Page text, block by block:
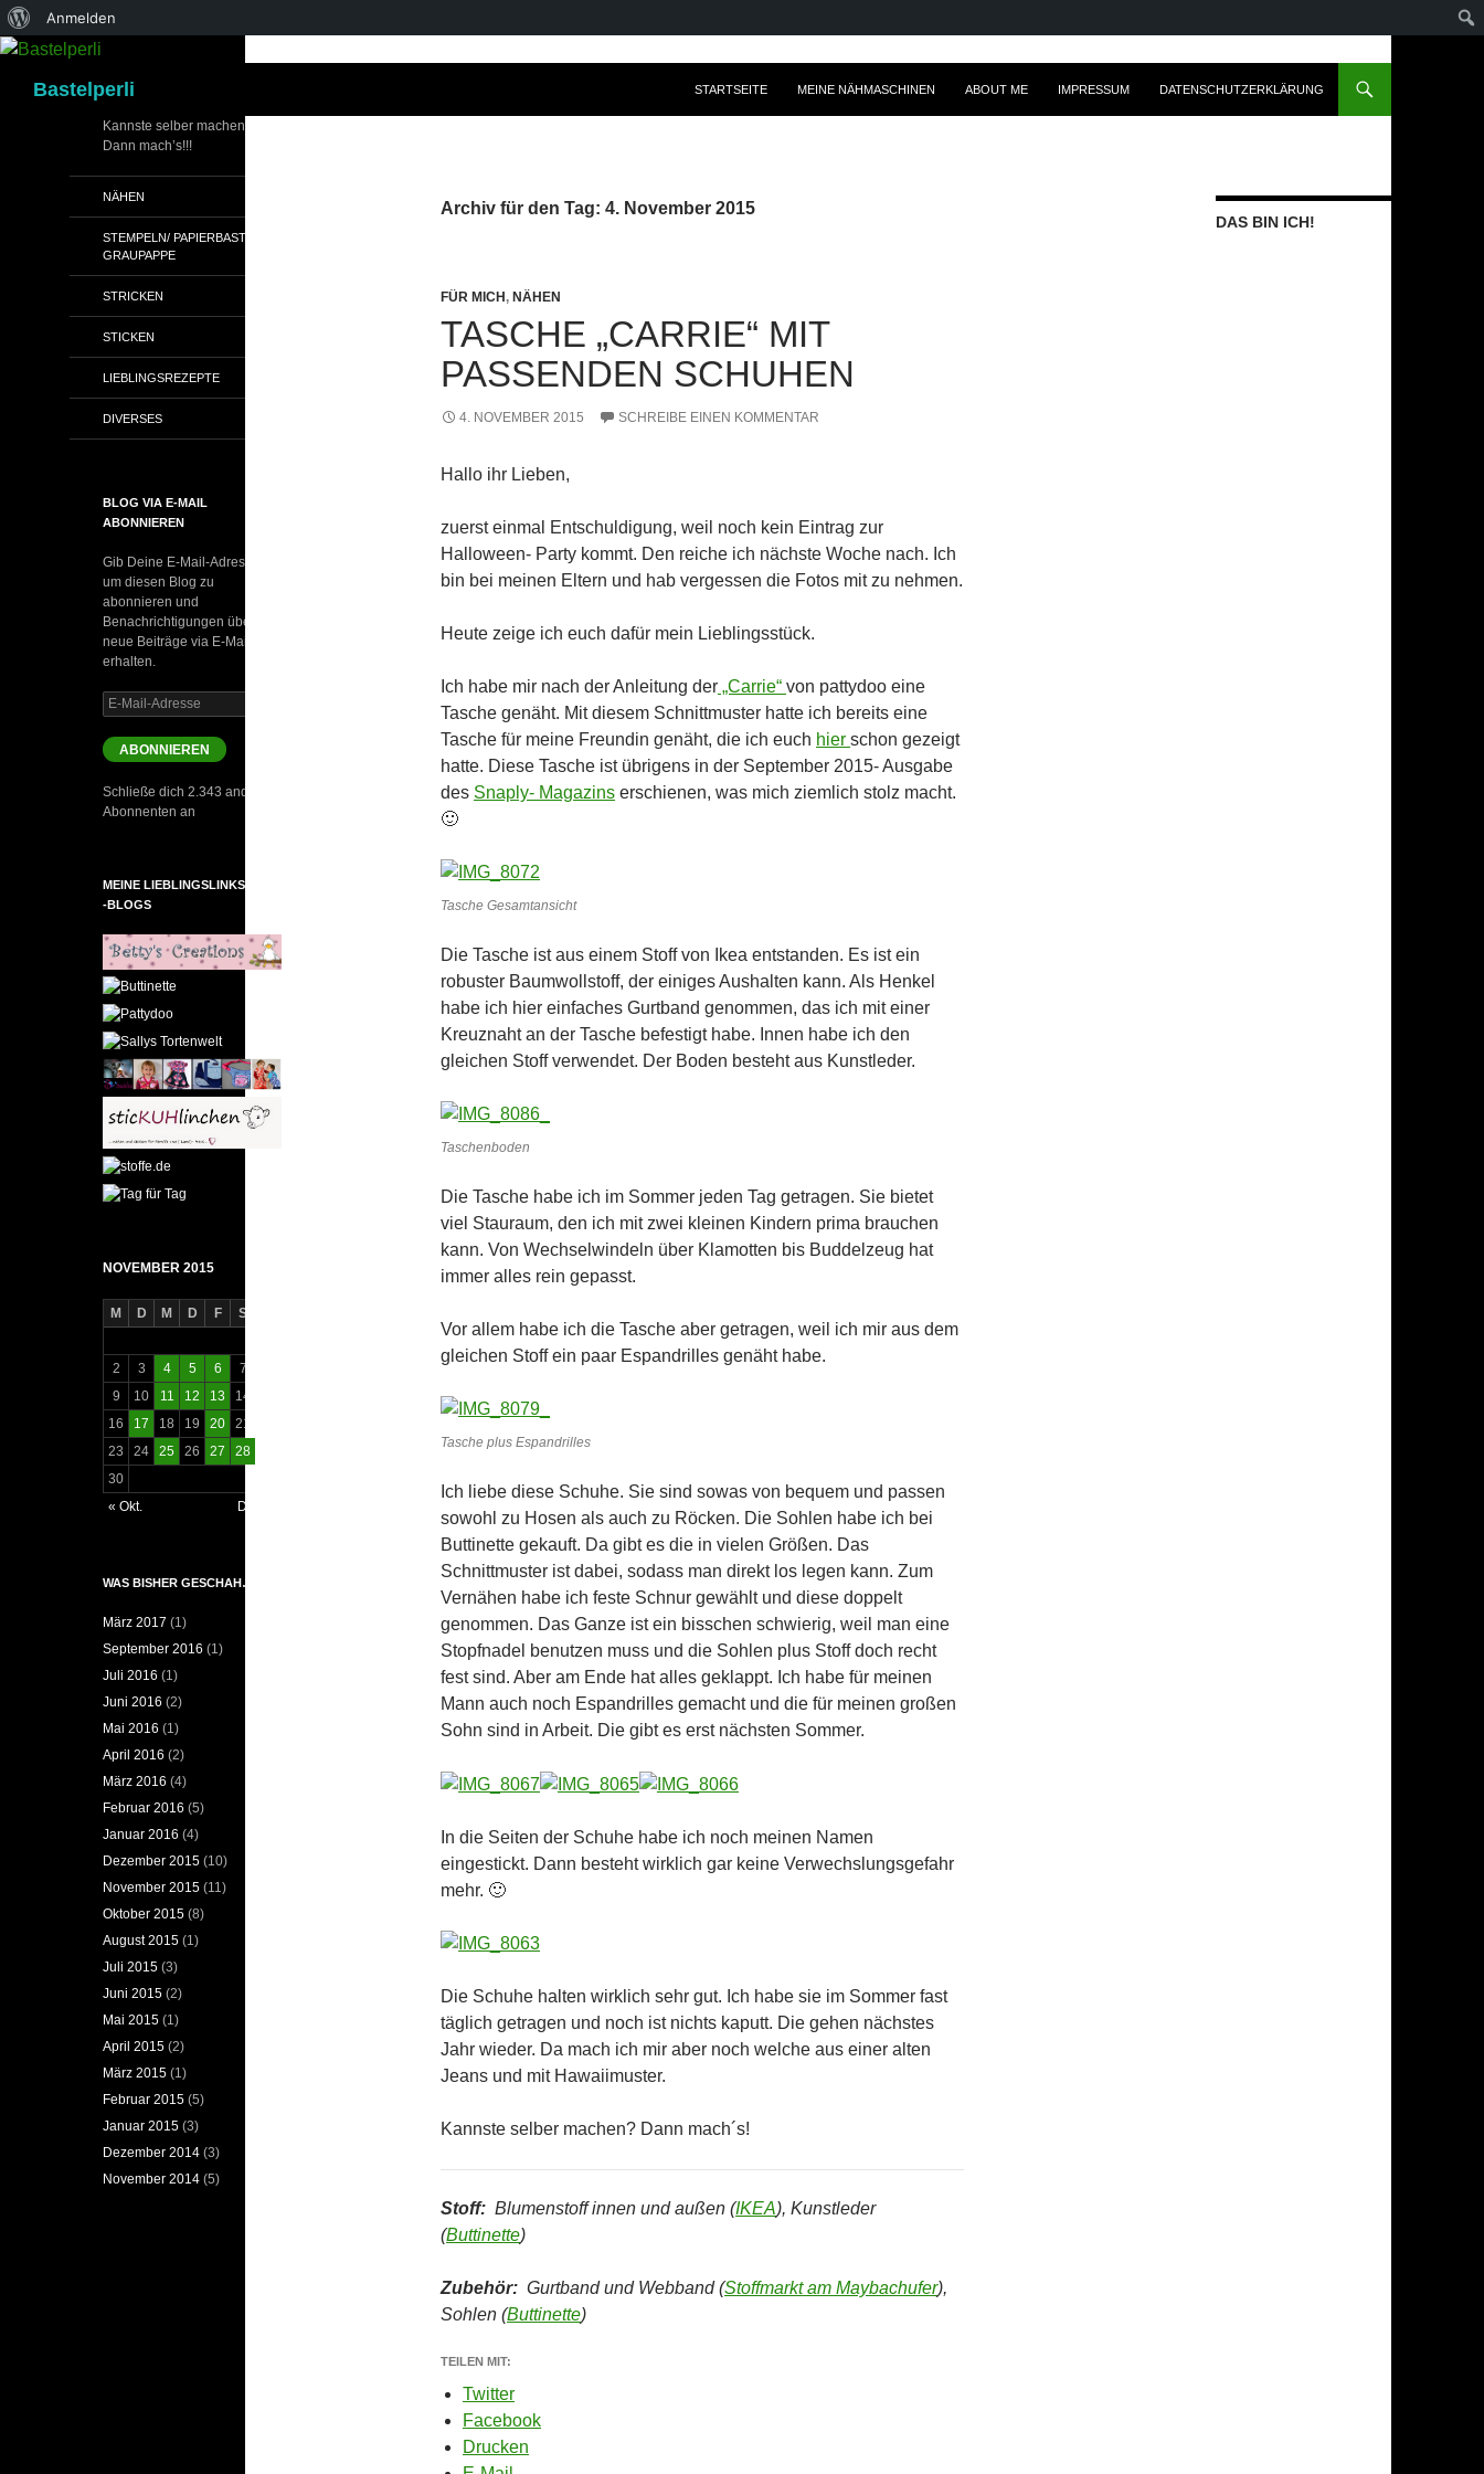
Über
WordPress
Anmelden
Bastelperli
STARTSEITE
MEINE NÄHMASCHINEN ABOUT ME IMPRESSUM DATENSCHUTZERKLÄRUNG
Archiv für den Tag: 4. November 2015
FÜR MICH, NÄHEN
TASCHE „CARRIE“ MIT
PASSENDEN SCHUHEN
4. NOVEMBER 2015 SCHREIBE EINEN KOMMENTAR
Hallo ihr Lieben,
zuerst einmal Entschuldigung, weil noch kein Eintrag zur
Halloween- Party kommt. Den reiche ich nächste Woche nach. Ich
bin bei meinen Eltern und hab vergessen die Fotos mit zu nehmen.
Heute zeige ich euch dafür mein Lieblingsstück.
Ich habe mir nach der Anleitung der „Carrie“ von pattydoo eine
Tasche genäht. Mit diesem Schnittmuster hatte ich bereits eine
Tasche für meine Freundin genäht, die ich euch hier schon gezeigt
hatte. Diese Tasche ist übrigens in der September 2015- Ausgabe
des Snaply- Magazins erschienen, was mich ziemlich stolz macht.
🙂
Tasche Gesamtansicht
Die Tasche ist aus einem Stoff von Ikea entstanden. Es ist ein
robuster Baumwollstoff, der einiges Aushalten kann. Als Henkel
habe ich hier einfaches Gurtband genommen, das ich mit einer
Kreuznaht an der Tasche befestigt habe. Innen habe ich den
gleichen Stoff verwendet. Der Boden besteht aus Kunstleder.
Taschenboden
Die Tasche habe ich im Sommer jeden Tag getragen. Sie bietet
viel Stauraum, den ich mit zwei kleinen Kindern prima brauchen
kann. Von Wechselwindeln über Klamotten bis Buddelzeug hat
immer alles rein gepasst.
Vor allem habe ich die Tasche aber getragen, weil ich mir aus dem
gleichen Stoff ein paar Espandrilles genäht habe.
Tasche plus Espandrilles
Ich liebe diese Schuhe. Sie sind sowas von bequem und passen
sowohl zu Hosen als auch zu Röcken. Die Sohlen habe ich bei
Buttinette gekauft. Da gibt es die in vielen Größen. Das
Schnittmuster ist dabei, sodass man direkt los legen kann. Zum
Vernähen habe ich feste Schnur gewählt und diese doppelt
genommen. Das Ganze ist ein bisschen schwierig, weil man eine
Stopfnadel benutzen muss und die Sohlen plus Stoff doch recht
fest sind. Aber am Ende hat alles geklappt. Ich habe für meinen
Mann auch noch Espandrilles gemacht und die für meinen großen
Sohn sind in Arbeit. Die gibt es erst nächsten Sommer.
In die Seiten der Schuhe habe ich noch meinen Namen
eingestickt. Dann besteht wirklich gar keine Verwechslungsgefahr
mehr. 🙂
Die Schuhe halten wirklich sehr gut. Ich habe sie im Sommer fast
täglich getragen und noch ist nichts kaputt. Die gehen nächstes
Jahr wieder. Da mach ich mir aber noch welche aus einer alten
Jeans und mit Hawaiimuster.
Kannste selber machen? Dann mach´s!
Stoff: Blumenstoff innen und außen (IKEA), Kunstleder
(Buttinette)
Zubehör: Gurtband und Webband (Stoffmarkt am Maybachufer),
Sohlen (Buttinette)
TEILEN MIT:
Twitter
Facebook
Drucken
DAS BIN ICH!
Kannste selber machen?
Dann mach’s!!!
NÄHEN
STEMPELN/ PAPIERBASTELN/
GRAUPAPPE
STRICKEN
STICKEN
LIEBLINGSREZEPTE
DIVERSES
BLOG VIA E-MAIL
ABONNIEREN
Gib Deine E-Mail-Adresse an,
um diesen Blog zu
abonnieren und
Benachrichtigungen über
neue Beiträge via E-Mail zu
erhalten.
E-
Mail-
Adresse
ABONNIEREN
Schließe dich 2.343 anderen
Abonnenten an
MEINE LIEBLINGSLINKS UND
-BLOGS
NOVEMBER 2015
M D M D F S
2
3 4 5 6 7
9
10 11 12 13 14
16
17 18 19 20 21
23
24 25 26 27 28
30
« Okt.
Dez. »
WAS BISHER GESCHAH…
März 2017 (1)
September 2016 (1)
Juli 2016 (1)
Juni 2016 (2)
Mai 2016 (1)
April 2016 (2)
März 2016 (4)
Februar 2016 (5)
Januar 2016 (4)
Dezember 2015 (10)
November 2015 (11)
Oktober 2015 (8)
August 2015 (1)
Juli 2015 (3)
Juni 2015 (2)
Mai 2015 (1)
April 2015 (2)
März 2015 (1)
Februar 2015 (5)
Januar 2015 (3)
Dezember 2014 (3)
November 2014 (5)